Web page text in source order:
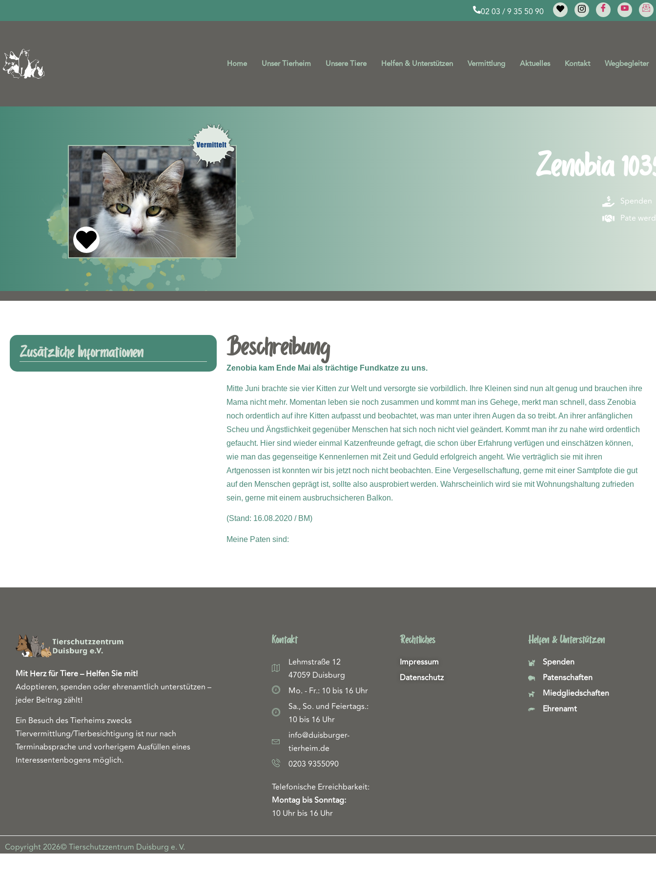
02 03 / 9 35 50 90
Home Unser Tierheim Unsere Tiere Helfen & Unterstützen Vermittlung Aktuelles Kontakt Wegbegleiter
Zenobia
Spenden
Pate
Zusätzliche Informationen Beschreibung
Zenobia kam Ende Mai als trächtige Fundkatze zu uns.
Mitte Juni brachte sie vier Kitten zur Welt und versorgte sie vorbildlich. Ihre Kleinen sind nun alt genug und brauchen ihre
Mama nicht mehr. Momentan leben sie noch zusammen und kommt man ins Gehege, merkt man schnell, dass Zenobia
noch ordentlich auf ihre Kitten aufpasst und beobachtet, was man unter ihren Augen da so treibt. An ihrer anfänglichen
Scheu und Ängstlichkeit gegenüber Menschen hat sich noch nicht viel geändert. Kommt man ihr zu nahe wird ordentlich
gefaucht. Hier sind wieder einmal Katzenfreunde gefragt, die schon über Erfahrung verfügen und einschätzen können,
wie man das gegenseitige Kennenlernen mit Zeit und Geduld erfolgreich angeht. Wie verträglich sie mit ihren
Artgenossen ist konnten wir bis jetzt noch nicht beobachten. Eine Vergesellschaftung, gerne mit einer Samtpfote die gut
auf den Menschen geprägt ist, sollte also ausprobiert werden. Wahrscheinlich wird sie mit Wohnungshaltung zufrieden
sein, gerne mit einem ausbruchsicheren Balkon.
(Stand: 16.08.2020 / BM)
Meine Paten sind:
Mit Herz für Tiere – Helfen Sie mit!
Adoptieren, spenden oder ehrenamtlich unterstützen –
jeder Beitrag zählt!
Ein Besuch des Tierheims zwecks
Tiervermittlung/Tierbesichtigung ist nur nach
Terminabsprache und vorherigem Ausfüllen eines
Interessentenbogens möglich.
Kontakt
Lehmstraße 12
47059 Duisburg
Mo. - Fr.: 10 bis 16 Uhr
Sa., So. und Feiertags.:
10 bis 16 Uhr
info@duisburger-
tierheim.de
0203 9355090
Telefonische Erreichbarkeit:
Montag bis Sonntag:
10 Uhr bis 16 Uhr
Rechtliches
Impressum
Datenschutz
Helfen & Unterstützen
Spenden
Patenschaften
Miedgliedschaften
Ehrenamt
Copyright 2026© Tierschutzzentrum Duisburg e. V.